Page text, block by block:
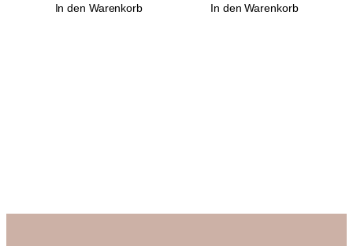
In den Warenkorb In den Warenkorb